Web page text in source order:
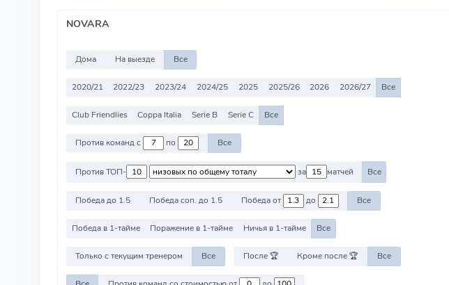
NOVARA
Дома На выезде Все
2020/21 2022/23 2023/24 2024/25 2025 2025/26 2026 2026/27 Все
Club Friendlies Coppa Italia Serie B Serie C Все
Против команд с по Все
Против ТОП- за матчей Все
Победа до 1.5 Победа соп. до 1.5 Победа от до Все
Победа в 1-тайме Поражение в 1-тайме Ничья в 1-тайме Все
Только с текущим тренером Все После 🏆 Кроме после 🏆 Все